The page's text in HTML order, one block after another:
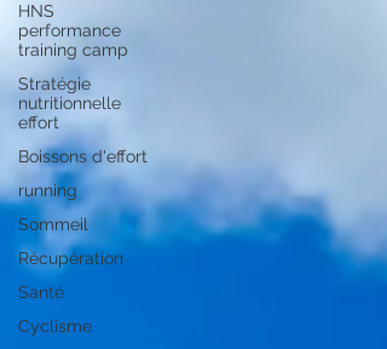
HNS
performance
training camp
Stratégie
nutritionnelle
effort
Boissons d'effort
running
Sommeil
Récupération
Santé
Cyclisme